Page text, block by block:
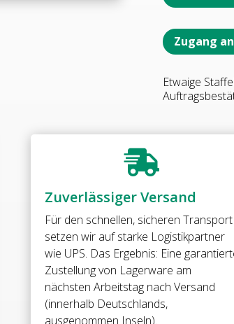
Winkelverbinder
G
90°
Basismaterial:
Messing
Oberfläche:
•
für
8
mm
ESG
(Standard)
WELLNESS
Zugang
Etwaige

Zuverlässiger Versand
Für den schnellen, sicheren Transport
setzen wir auf starke Logistikpartner
wie UPS. Das Ergebnis: Eine
Zustellung von Lagerware am
nächsten Arbeitstag nach Versand
(innerhalb Deutschlands,
ausgenommen Inseln).